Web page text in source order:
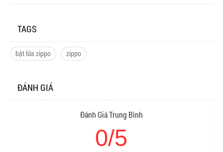
TAGS
bật lửa zippo zippo
ĐÁNH GIÁ
Đánh Giá Trung Bình
0/5